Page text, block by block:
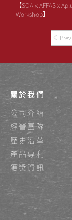
【SOA x AFFAS x
Workshop】
關於我們
公司介紹
經營團隊
歷史沿革
產品專利
獲獎資訊